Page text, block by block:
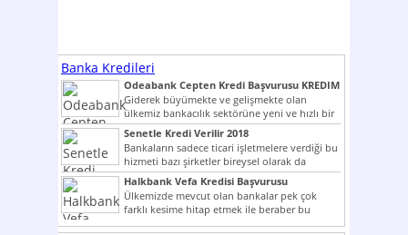
Banka Kredileri
Odeabank Cepten Kredi Başvurusu KREDIM
8444
Giderek büyümekte ve gelişmekte olan
ülkemiz bankacılık sektörüne yeni ve hızlı bir
giriş yapmış olan...
Senetle Kredi Verilir 2018
Bankaların sadece ticari işletmelere verdiği bu
hizmeti bazı şirketler bireysel olarak da
vermektedir. Senetle kredi...
Halkbank Vefa Kredisi Başvurusu
Ülkemizde mevcut olan bankalar pek çok
farklı kesime hitap etmek ile beraber bu